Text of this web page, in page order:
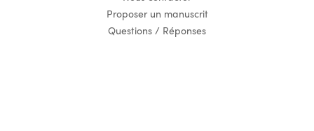
Proposer un manuscrit
Questions / Réponses